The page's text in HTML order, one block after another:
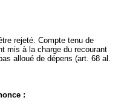
rejeté. Compte tenu de
mis à la charge du recourant
alloué de dépens (art. 68 al.
: